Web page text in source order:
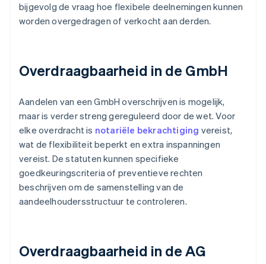
bijgevolg de vraag hoe flexibele deelnemingen kunnen
worden overgedragen of verkocht aan derden.
Overdraagbaarheid in de GmbH
Aandelen van een GmbH overschrijven is mogelijk,
maar is verder streng gereguleerd door de wet. Voor
elke overdracht is notariële bekrachtiging vereist,
wat de flexibiliteit beperkt en extra inspanningen
vereist. De statuten kunnen specifieke
goedkeuringscriteria of preventieve rechten
beschrijven om de samenstelling van de
aandeelhoudersstructuur te controleren.
Overdraagbaarheid in de AG